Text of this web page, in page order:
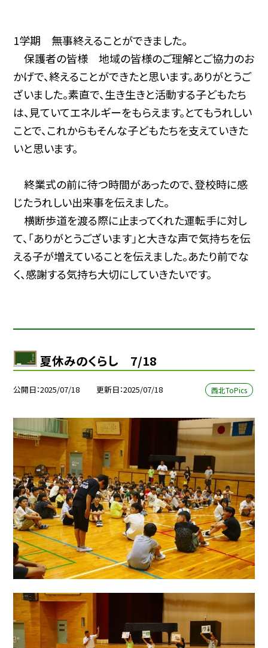
1学期 無事終えることができました。
保護者の皆様 地域の皆様のご理解とご協力のお
かげで、終えることができたと思います。ありがとうご
ざいました。素直で、生き生きと活動する子どもたち
は、見ていてエネルギーをもらえます。とてもうれしい
ことで、これからもそんな子どもたちを支えていきた
いと思います。
終業式の前に待つ時間があったので、登校時に感
じたうれしい出来事を伝えました。
横断歩道を渡る際に止まってくれた運転手に対し
て、「ありがとうございます」と大きな声で気持ちを伝
える子が増えていることを伝えました。あたり前でな
く、感謝する気持ち大切にしていきたいです。
夏休みのくらし 7/18
公開日 2025/07/18 更新日 2025/07/18 西北ToPics